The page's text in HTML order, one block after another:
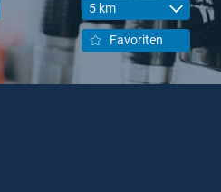
5 km
Favoriten